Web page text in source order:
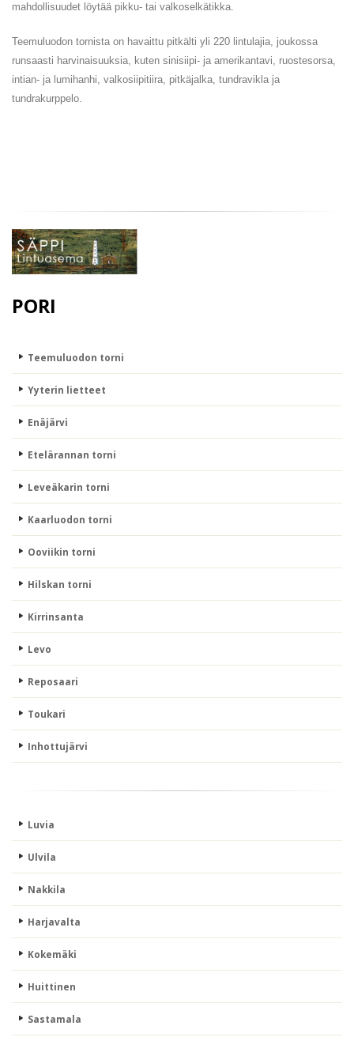
mahdollisuudet löytää pikku- tai valkoselkätikka.
Teemuluodon tornista on havaittu pitkälti yli 220 lintulajia, joukossa
runsaasti harvinaisuuksia, kuten sinisiipi- ja amerikantavi, ruostesorsa,
intian- ja lumihanhi, valkosiipitiira, pitkäjalka, tundravikla ja
tundrakurppelo.
PORI
Teemuluodon torni
Yyterin lietteet
Enäjärvi
Etelärannan torni
Leveäkarin torni
Kaarluodon torni
Ooviikin torni
Hilskan torni
Kirrinsanta
Levo
Reposaari
Toukari
Inhottujärvi
Luvia
Ulvila
Nakkila
Harjavalta
Kokemäki
Huittinen
Sastamala